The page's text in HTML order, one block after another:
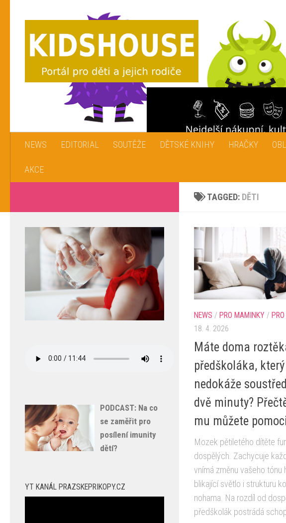
NEWS EDITORIAL SOUTĚŽE DĚTSKÉ KNIHY HRAČKY
AKCE
TAGGED: DĚTI
NEWS / PRO MAMINKY /
18. 4. 2026
Máte doma
předškoláka,
nedokáže
dvě minuty?
mu můžete
Mozek pětiletého dítěte
dospělých. Zachycuje
vnímá změnu vašeho tónu
blikající světlo i strukturu
nohama. Na rozdíl od
předškolák postrádá
PODCAST: Na co
se zaměřit pro
posílení imunity
dětí?
YT KANÁL PRAZSKEPRIKOPY.CZ